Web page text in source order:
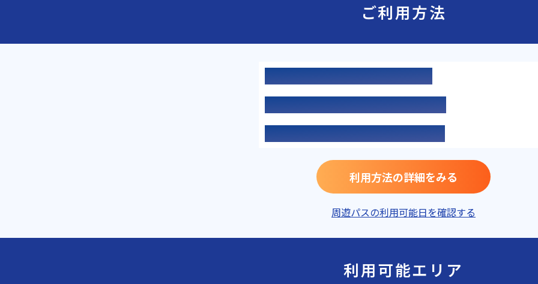
ご利用方法
利用方法の詳細をみる
周遊パスの利用可能日を確認する
利用可能エリア